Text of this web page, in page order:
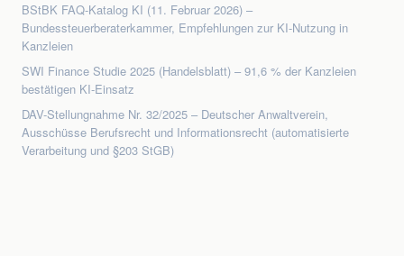
BStBK FAQ-Katalog KI (11. Februar 2026) –
Bundessteuerberaterkammer, Empfehlungen zur KI-Nutzung in
Kanzleien
SWI Finance Studie 2025 (Handelsblatt) – 91,6 % der Kanzleien
bestätigen KI-Einsatz
DAV-Stellungnahme Nr. 32/2025 – Deutscher Anwaltverein,
Ausschüsse Berufsrecht und Informationsrecht (automatisierte
Verarbeitung und §203 StGB)